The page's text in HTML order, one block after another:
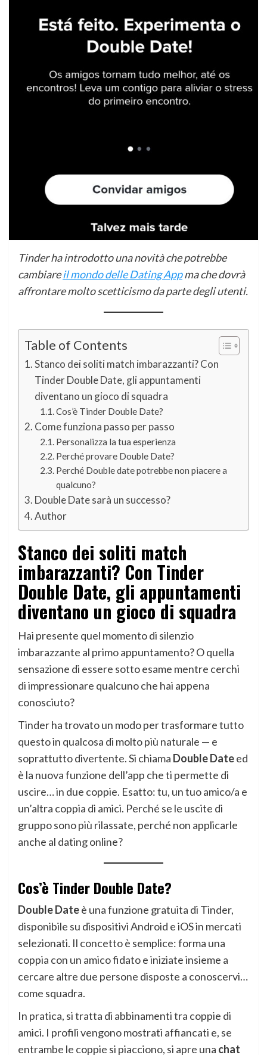
Tinder ha introdotto una novità che potrebbe
cambiareil mondo delle Dating Appma che dovrà
affrontare molto scetticismo da parte degli utenti.
Table of Contents
Stanco dei soliti match imbarazzanti? Con
Tinder Double Date, gli appuntamenti
diventano un gioco di squadra
Cos’è Tinder Double Date?
Come funziona passo per passo
Personalizza la tua esperienza
Perché provare Double Date?
Perché Double date potrebbe non piacere a
qualcuno?
Double Date sarà un successo?
Author
Stanco dei soliti match
imbarazzanti? Con Tinder
Double Date, gli appuntamenti
diventano un gioco di squadra
Hai presente quel momento di silenzio
imbarazzante al primo appuntamento? O quella
sensazione di essere sotto esame mentre cerchi
di impressionare qualcuno che hai appena
conosciuto?
Tinder ha trovato un modo per trasformare tutto
questo in qualcosa di molto più naturale — e
soprattutto divertente. Si chiama Double Dateed
è la nuova funzione dell’app che ti permette di
uscire… in due coppie. Esatto: tu, un tuo amico/a e
un’altra coppia di amici. Perché se le uscite di
gruppo sono più rilassate, perché non applicarle
anche al dating online?
Cos’è Tinder Double Date?
Double Dateè una funzione gratuita di Tinder,
disponibile su dispositivi Android e iOS in mercati
selezionati. Il concetto è semplice: forma una
coppia con un amico fidato e iniziate insieme a
cercare altre due persone disposte a conoscervi…
come squadra.
In pratica, si tratta di abbinamenti tra coppie di
amici. I profili vengono mostrati affiancati e, se
entrambe le coppie si piacciono, si apre una chat